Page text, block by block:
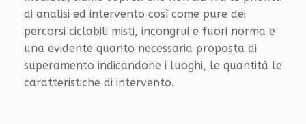
di analisi ed intervento così come pure dei
percorsi ciclabili misti, incongrui e fuori norma e
una evidente quanto necessaria proposta di
superamento indicandone i luoghi, le quantità le
caratteristiche di intervento.